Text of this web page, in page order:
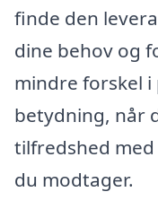
finde den
dine behov og
mindre forskel
betydning, når
tilfredshed
du modtager.